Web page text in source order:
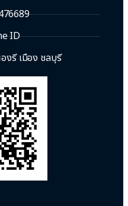
ID
งรี เมือง ชลบุรี